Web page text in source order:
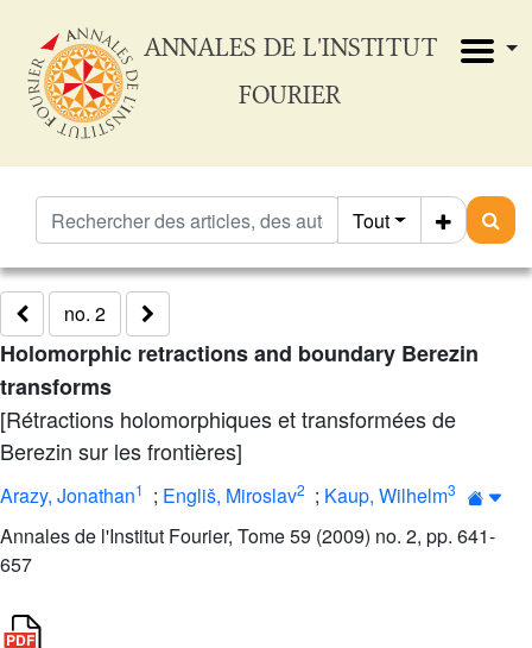
ANNALES DE L'INSTITUT
FOURIER
Tout
no. 2
Holomorphic retractions and boundary Berezin
transforms
[Rétractions holomorphiques et transformées de
Berezin sur les frontières]
Arazy, Jonathan1 ; Engliš, Miroslav2 ; Kaup, Wilhelm3
Annales de l'Institut Fourier, Tome 59 (2009) no. 2, pp. 641-
657